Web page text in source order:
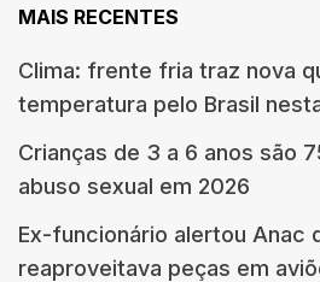
MAIS RECENTES
Clima: frente fria traz nova
temperatura pelo Brasil
Crianças de 3 a 6 anos são
abuso sexual em 2026
Ex-funcionário alertou Anac
reaproveitava peças em